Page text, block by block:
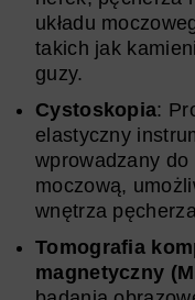
układu
takich jak
guzy.
Cystoskopia:
elastyczny
wprowadzany
moczową,
wnętrza
Tomografia
magnetyczny